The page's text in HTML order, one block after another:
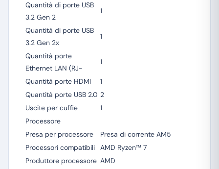
Quantità di porte USB
3.2 Gen 2
1
Quantità di porte USB
3.2 Gen 2x
1
Quantità porte
Ethernet LAN (RJ-
1
Quantità porte HDMI
1
Quantità porte USB 2.0 2
Uscite per cuffie
1
Processore
Presa per processore
Presa di corrente AM5
Processori compatibili
AMD Ryzen™ 7
Produttore processore AMD